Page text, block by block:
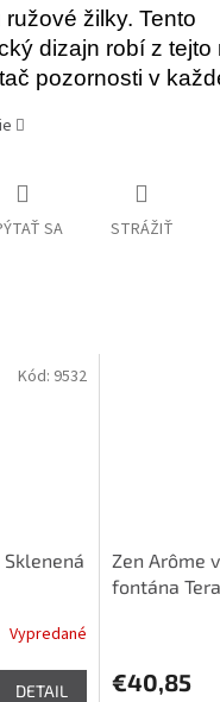
žilky. Tento
dizajn robí z tejto
pozornosti v
SA STRÁŽIŤ
Vypredané
DETAIL
Kód: 9532
Zen Arôme
fontána
€40,85